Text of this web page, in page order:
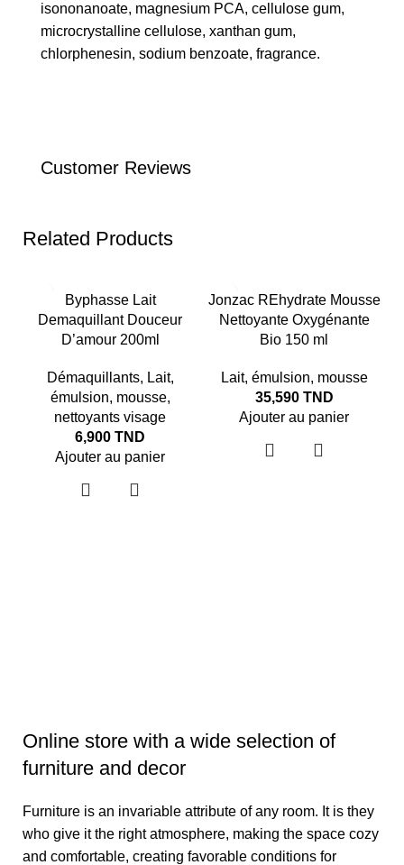
isononanoate, magnesium PCA, cellulose gum,
microcrystalline cellulose, xanthan gum,
chlorphenesin, sodium benzoate, fragrance.
Customer Reviews
Related Products
Byphasse Lait
Demaquillant Douceur
D’amour 200ml
Démaquillants, Lait,
émulsion, mousse,
nettoyants visage
6,900 TND
Ajouter au panier
Jonzac REhydrate Mousse
Nettoyante Oxygénante
Bio 150 ml
Lait, émulsion, mousse
35,590 TND
Ajouter au panier
Online store with a wide selection of
furniture and decor
Furniture is an invariable attribute of any room. It is they
who give it the right atmosphere, making the space cozy
and comfortable, creating favorable conditions for